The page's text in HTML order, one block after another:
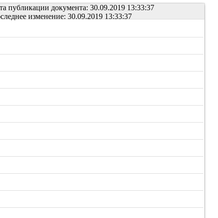
публикации документа: 30.09.2019 13:33:37
изменение: 30.09.2019 13:33:37